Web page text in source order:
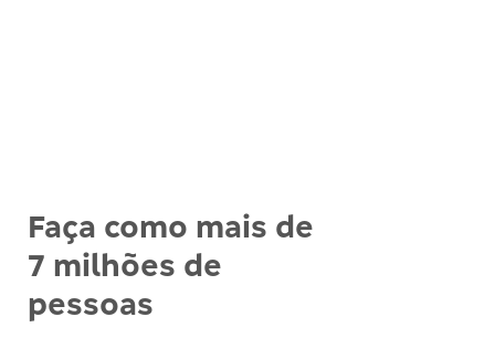
Faça como mais de
7 milhões de
pessoas